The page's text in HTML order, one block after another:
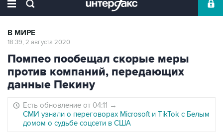
В МИРЕ
18:39, 2 августа 2020
Помпео пообещал скорые меры
против компаний, передающих
данные Пекину
Есть обновление от 04:11 →
СМИ узнали о переговорах Microsoft и TikTok с Белым
домом о судьбе соцсети в США